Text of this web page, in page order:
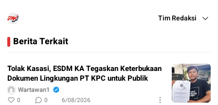
Tim Redaksi
Berita Terkait
Tolak Kasasi, ESDM KA Tegaskan Keterbukaan
Dokumen Lingkungan PT KPC untuk Publik
Wartawan1
0 0 6/08/2026